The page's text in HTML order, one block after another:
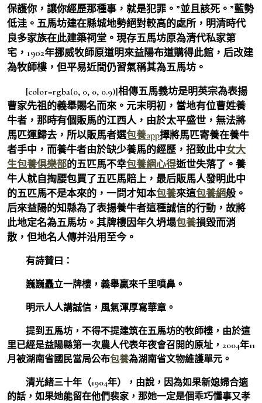
保護你，讓你經歷那種事，就是犯罪。”並且該死。”藍勢
低洼。五馬坊建在縣城地勢絕對較高的處所，明清時代
良多家族在此建築祠堂。現存五馬坊原為清代私家第
宅，1902年挪威牧師原道明來益陽布道購得此館，后改建
為牧師樓，但平易近間仍習氣稱其為五馬坊。
[color=rgba(0, 0, 0, 0.9)]相傳五馬義坊是明英宗為表揚
曹家先祖的義舉賜名而來。元末明初，當地有位曹姓養
牛者，那時有個販馬的江西人，由於太平盛世，無法將
馬匹運歸去，所以販馬者選包養app擇將馬匹寄養在養牛
者手中，而養牛者由於缺少養馬的經歷，招致此中女大
生包養俱樂部的五匹馬不幸包養網心得逝世失落了。養
牛人就自掏腰包買了五匹馬賠上，最后販馬人發明此中
的五匹馬不是本來的，一問才知本包養來這包養網般。
后來益陽的知縣為了表揚養牛者這種誠信的行動，故將
此地定名為五馬坊。其牌樓因年久坍塌包養損毀而消
散，但地名人傳并沿用至今。
有詩贊曰：
巍巍矗立一牌樓，義舉贏來千里噴鼻。
明示人人講誠信，風氣渾厚寫華章。
提到五馬坊，不得不提建筑在五馬坊的牧師樓，由於這
里已經是益陽縣第一次農人代表年夜會召開的原址，2004年11
月被湖南省國民當局公布包養為湖南省文物維護單元。
清光緒三十年（1904年），由說，因為如果新媳婦合適
的話，如果她能留在他們裴家，那她一定是個乖巧懂事又孝